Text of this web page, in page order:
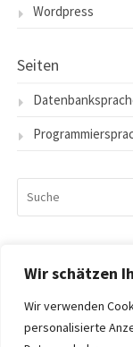
Wir schätzen
Wir verwenden
personalisierte
Wordpress
Seiten
NACH:
Startseite